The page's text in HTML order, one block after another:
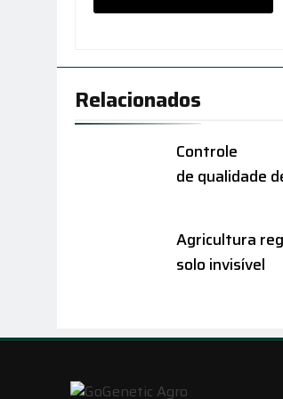
Relacionados
Controle
de qualidade
Agricultura
solo invisível